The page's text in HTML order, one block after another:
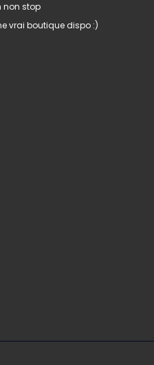
non stop
vrai boutique dispo :)